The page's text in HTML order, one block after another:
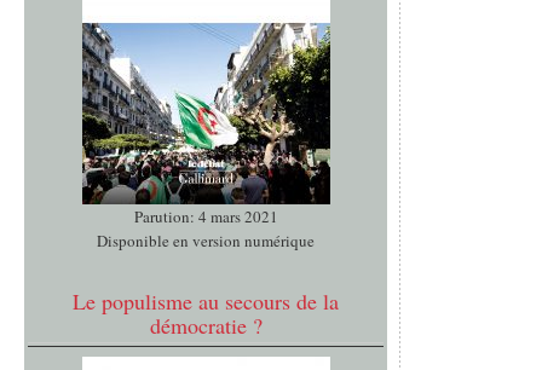
Parution: 4 mars 2021
Disponible en version numérique
Le populisme au secours de la
démocratie ?